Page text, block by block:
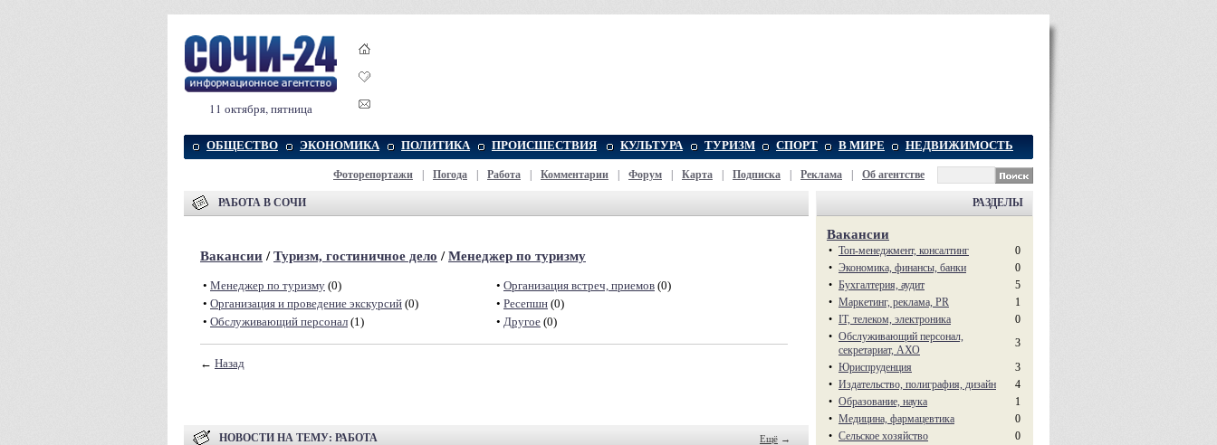
11 октября, пятница
ОБЩЕСТВО ЭКОНОМИКА ПОЛИТИКА ПРОИСШЕСТВИЯ КУЛЬТУРА ТУРИЗМ СПОРТ В МИРЕ НЕДВИЖИМОСТЬ
Фоторепортажи Погода Работа Комментарии Форум Карта Подписка Реклама Об агентстве
РАБОТА В СОЧИ
Вакансии /Туризм, гостиничное дело /Менеджер по туризму
• Менеджер по туризму (0) • Организация встреч, приемов (0)
• Организация и проведение экскурсий (0) • Ресепшн (0)
• Обслуживающий персонал (1) • Другое (0)
← Назад
НОВОСТИ НА ТЕМУ: РАБОТА Ещё →
РАЗДЕЛЫ
Вакансии
• Топ-менеджмент, консалтинг
0
• Экономика, финансы, банки
0
• Бухгалтерия, аудит
5
• Маркетинг, реклама, PR
1
• IT, телеком, электроника
0
• Обслуживающий персонал,
секретариат, АХО
3
• Юриспруденция
3
• Издательство, полиграфия, дизайн
4
• Образование, наука
1
• Медицина, фармацевтика
0
• Сельское хозяйство
0